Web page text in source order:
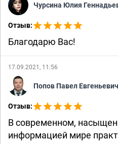
Чурсина Юлия
Отзыв:
Благодарю Вас!
17.09.2021, 11:56
Попов Павел Евгеньевич
Отзыв:
В современном,
информацией мире